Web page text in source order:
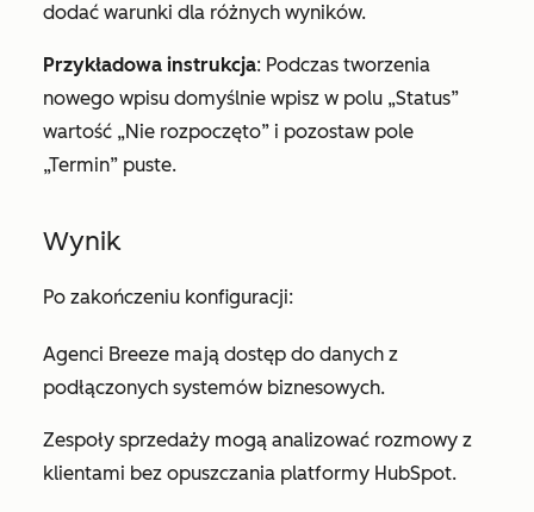
dodać warunki dla różnych wyników.
Przykładowa instrukcja: Podczas tworzenia
nowego wpisu domyślnie wpisz w polu „Status”
wartość „Nie rozpoczęto” i pozostaw pole
„Termin” puste.
Wynik
Po zakończeniu konfiguracji:
Agenci Breeze mają dostęp do danych z
podłączonych systemów biznesowych.
Zespoły sprzedaży mogą analizować rozmowy z
klientami bez opuszczania platformy HubSpot.